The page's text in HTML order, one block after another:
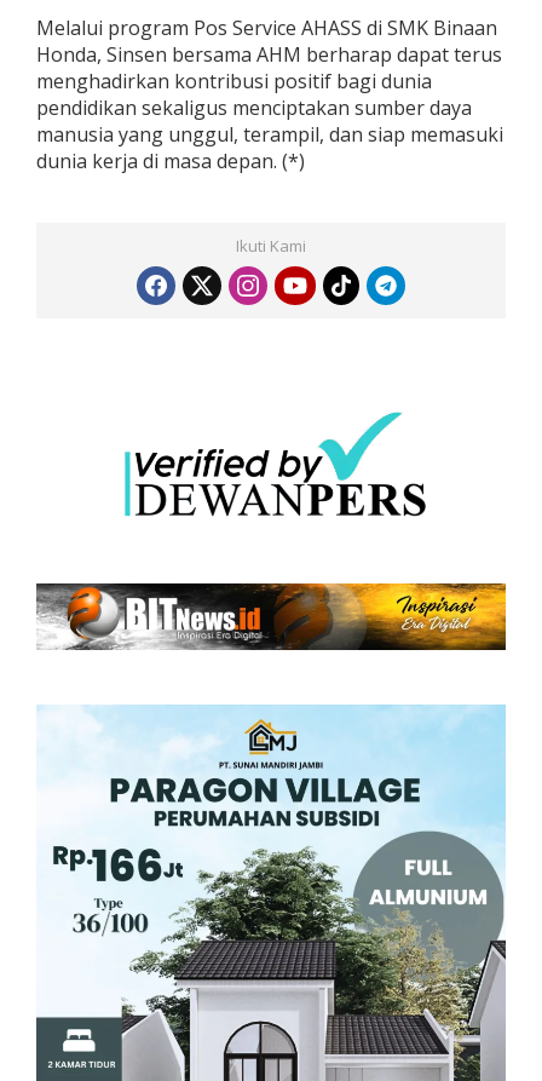
Melalui program Pos Service AHASS di SMK Binaan
Honda, Sinsen bersama AHM berharap dapat terus
menghadirkan kontribusi positif bagi dunia
pendidikan sekaligus menciptakan sumber daya
manusia yang unggul, terampil, dan siap memasuki
dunia kerja di masa depan. (*)
Ikuti Kami